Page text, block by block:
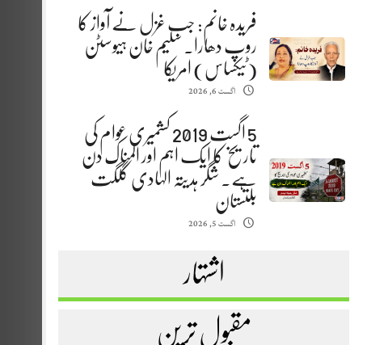
فریدہ خانم: جب غزل نے آواز کا
روپ دھارا. سلیم خان ہیوسٹن
(ٹیکساس) امریکا
اگست 6, 2026
5 اگست 2019 کشمیری عوام کی
تاریخ کا ایک اہم اور المناک دن
ہے. شگر ہدیتہ الہادی گلگت
بلتستان
اگست 5, 2026
اشتہار
مقبول ترین